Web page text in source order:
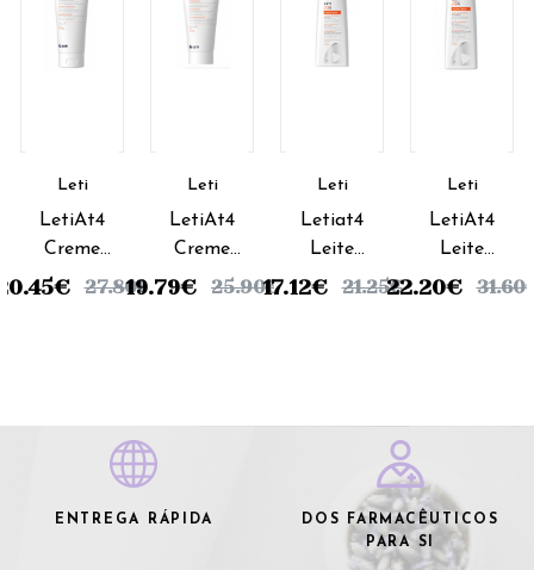
Leti
LetiAt4
Creme
Corporal
€ 27.80€
Leti
LetiAt4
Creme
Emoliente
19.79€ 25.90€
Leti
Letiat4
Leite
Corporal
17.12€ 21.25€
Leti
LetiAt4
Leite
Corporal
22.20€ 31.60
ENTREGA RÁPIDA
DOS FARMACÊUTICOS
PARA SI